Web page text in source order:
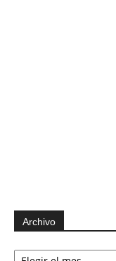
Archivo
Archivo